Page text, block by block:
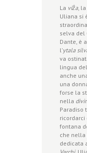
La viẑa,
Uliana si
selva del
Dante, è
l’ytala
va
lingua
anche
una
forse la
nella
Paradiso
ricordarci
fontana
che nella
dedicata